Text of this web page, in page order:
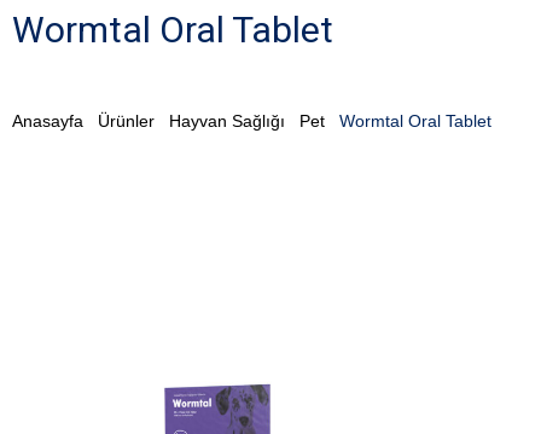
Wormtal Oral Tablet
Anasayfa Ürünler Hayvan Sağlığı Pet Wormtal Oral Tablet